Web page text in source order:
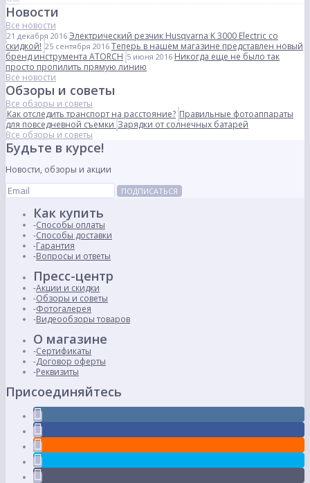
Новости
Все новости
21 декабря 2016 Электрический резчик Husqvarna K 3000 Electric со
скидкой! 25 сентября 2016 Теперь в нашем магазине представлен новый
бренд инструмента ATORCH 5 июня 2016 Никогда еще не было так
просто пропилить прямую линию
Все новости
Обзоры и советы
Все обзоры и советы
Как отследить транспорт на расстояние? Правильные фотоаппараты
для повседневной съемки Зарядки от солнечных батарей
Все обзоры и советы
Будьте в курсе!
Новости, обзоры и акции
ПОДПИСАТЬСЯ
Как купить
Способы оплаты
Способы доставки
Гарантия
Вопросы и ответы
Пресс-центр
Акции и скидки
Обзоры и советы
Фотогалерея
Видеообзоры товаров
О магазине
Сертификаты
Договор оферты
Реквизиты
Присоединяйтесь